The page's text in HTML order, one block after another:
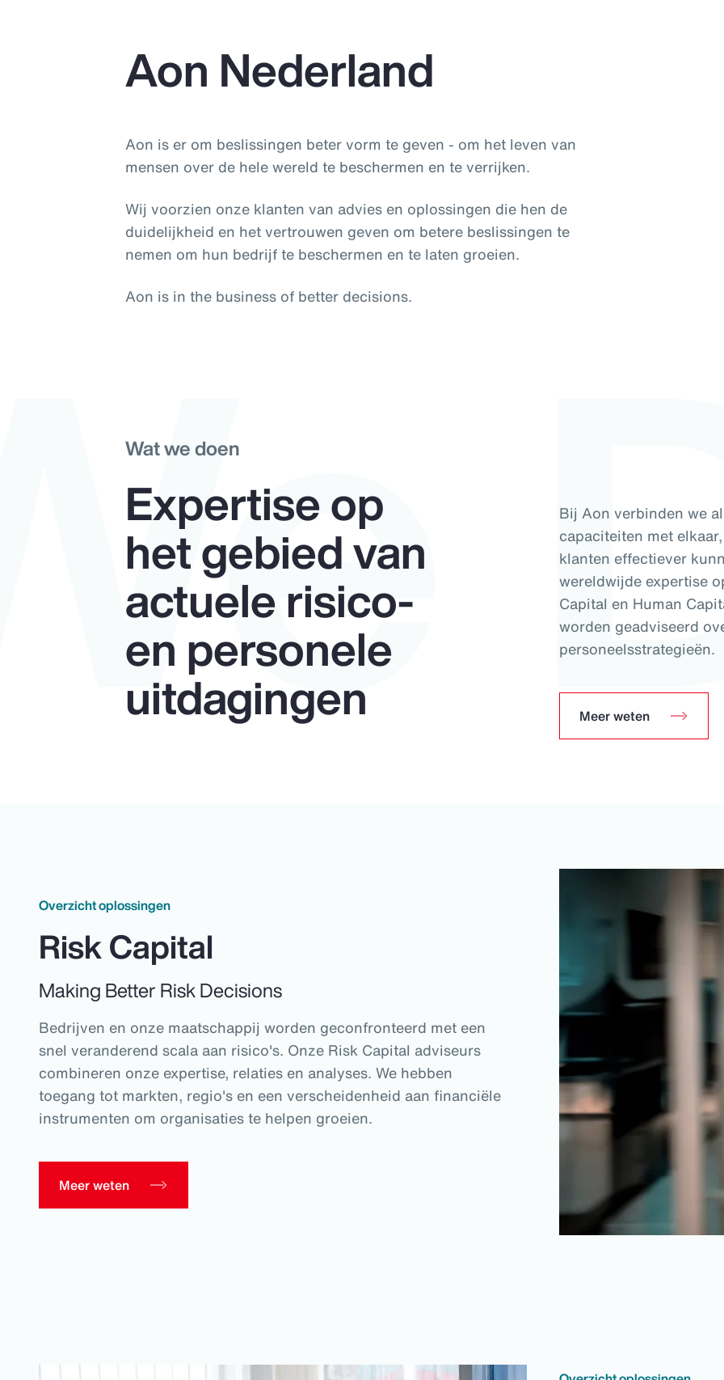
Aon Nederland
Aon is er om beslissingen beter vorm te geven - om het leven van
mensen over de hele wereld te beschermen en te verrijken.
Wij voorzien onze klanten van advies en oplossingen die hen de
duidelijkheid en het vertrouwen geven om betere beslissingen te
nemen om hun bedrijf te beschermen en te laten groeien.
Aon is in the business of better decisions.
Wat we doen
Expertise op
het gebied van
actuele risico-
en personele
uitdagingen
Bij Aon verbinden we
capaciteiten met
klanten effectiever
wereldwijde expertise
Capital en Human
worden geadviseerd
personeelsstrategieën.
Meer weten
Overzicht oplossingen
Risk Capital
Making Better Risk Decisions
Bedrijven en onze maatschappij worden geconfronteerd met een
snel veranderend scala aan risico's. Onze Risk Capital adviseurs
combineren onze expertise, relaties en analyses. We hebben
toegang tot markten, regio's en een verscheidenheid aan financiële
instrumenten om organisaties te helpen groeien.
Meer weten